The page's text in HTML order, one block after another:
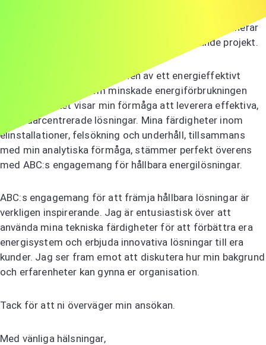
tillvägagångssätt för hållbara energilösningar fascinerar
mig, och jag är ivrig att bidra till era banbrytande projekt.
På JKL ledde jag installationen av ett energieffektivt
belysningssystem som minskade energiförbrukningen
med 30%, vilket visar min förmåga att leverera effektiva,
användarcentrerade lösningar. Mina färdigheter inom
elinstallationer, felsökning och underhåll, tillsammans
med min analytiska förmåga, stämmer perfekt överens
med ABC:s engagemang för hållbara energilösningar.
ABC:s engagemang för att främja hållbara lösningar är
verkligen inspirerande. Jag är entusiastisk över att
använda mina tekniska färdigheter för att förbättra era
energisystem och erbjuda innovativa lösningar till era
kunder. Jag ser fram emot att diskutera hur min bakgrund
och erfarenheter kan gynna er organisation.
Tack för att ni överväger min ansökan.
Med vänliga hälsningar,